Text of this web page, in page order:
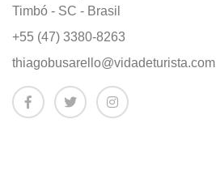
Timbó - SC - Brasil
+55 (47) 3380-8263
thiagobusarello@vidadeturista.com